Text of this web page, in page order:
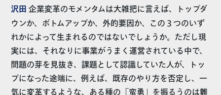
沢田 企業変革のモメンタムは大雑把に言えば、トップダ
ウンか、ボトムアップか、外的要因か、この３つのいず
れかによって生まれるのではないでしょうか。ただし現
実には、それなりに事業がうまく運営されている中で、
問題の芽を見抜き、課題として認識していた人が、トッ
プになった途端に、例えば、既存のやり方を否定し、一
気に変革するような、ある種の「蛮勇」を振るうのは難